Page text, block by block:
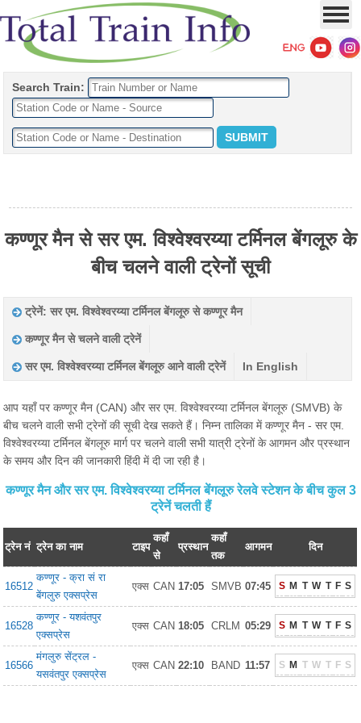
Search Train:
कण्णूर मैन से सर एम. विश्वेश्वरय्या टर्मिनल बेंगलूरु के
बीच चलने वाली ट्रेनों सूची
ट्रेनें: सर एम. विश्वेश्वरय्या टर्मिनल बेंगलूरु से कण्णूर मैन
कण्णूर मैन से चलने वाली ट्रेनें
सर एम. विश्वेश्वरय्या टर्मिनल बेंगलूरु आने वाली ट्रेनें In English
आप यहाँ पर कण्णूर मैन (CAN) और सर एम. विश्वेश्वरय्या टर्मिनल बेंगलूरु (SMVB) के
बीच चलने वाली सभी ट्रेनों की सूची देख सकते हैं। निम्न तालिका में कण्णूर मैन - सर एम.
विश्वेश्वरय्या टर्मिनल बेंगलूरु मार्ग पर चलने वाली सभी यात्री ट्रेनों के आगमन और प्रस्थान
के समय और दिन की जानकारी हिंदी में दी जा रही है।
कण्णूर मैन और सर एम. विश्वेश्वरय्या टर्मिनल बेंगलूरु रेलवे स्टेशन के बीच कुल 3
ट्रेनें चलती हैं
ट्रेन नं ट्रेन का नाम टाइप
कहाँ
से
प्रस्थान
कहाँ
तक
आगमन दिन
16512
कण्णूर - क्रा सं रा
बेंगलुरु एक्सप्रेस
एक्स CAN 17:05 SMVB 07:45 S M T W T F S
16528
कण्णूर - यशवंतपुर
एक्सप्रेस
एक्स CAN 18:05 CRLM 05:29 S M T W T F S
16566
मंगलुरु सेंट्रल -
यसवंतपुर एक्सप्रेस
एक्स CAN 22:10 BAND 11:57 S M T W T F S